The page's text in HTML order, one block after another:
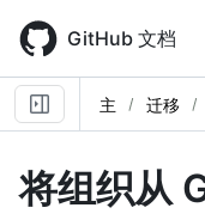
main
content
GitHub 文档
主 迁移
将组织从